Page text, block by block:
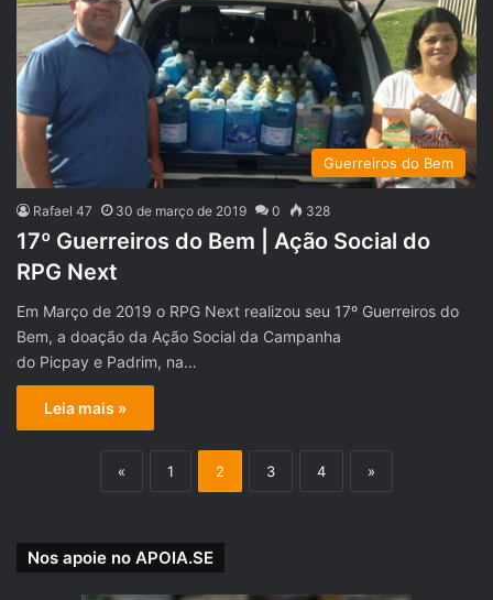
Guerreiros do Bem
Rafael 47 30 de março de 2019 0 328
17º Guerreiros do Bem | Ação Social do
RPG Next
Em Março de 2019 o RPG Next realizou seu 17º Guerreiros do
Bem, a doação da Ação Social da Campanha
do Picpay e Padrim, na…
Leia mais »
« 1 2 3 4 »
Nos apoie no APOIA.SE